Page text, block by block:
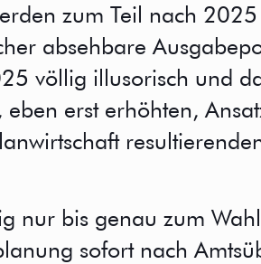
zum Teil nach
absehbare
völlig illusorisch und
erst erhöhten,
nur bis genau zum
sofort nach